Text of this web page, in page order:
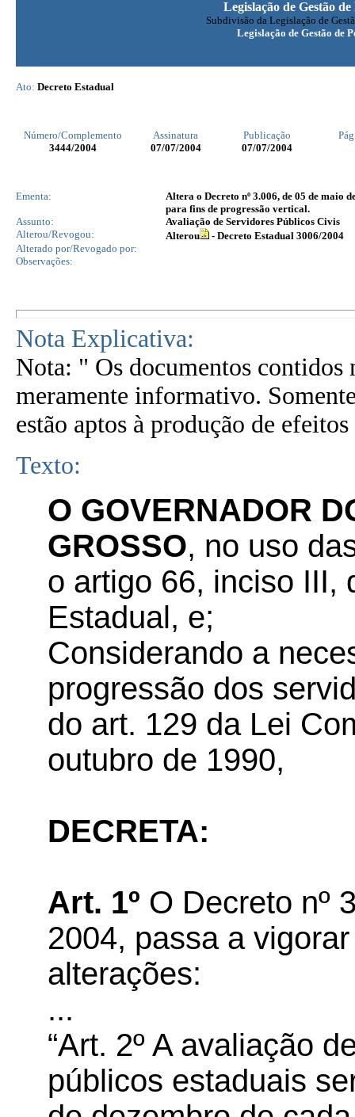
Legislação de Gestão de
Subdivisão da Legislação de
Legislação de Gestão de
Ato: Decreto Estadual
Número/Complemento Assinatura Publicação
3444/2004 07/07/2004 07/07/2004
Ementa:
Altera o Decreto nº 3.006, de 05 de maio
para fins de progressão vertical.
Assunto:
Avaliação de Servidores Públicos Civis
Alterou/Revogou:
Alterou
- Decreto Estadual 3006/2004
Alterado por/Revogado por:
Observações:
Nota Explicativa:
Nota: " Os documentos contidos
meramente informativo.
estão aptos à produção de
Texto:
O GOVERNADOR
GROSSO, no uso
o artigo 66, inciso III,
Estadual, e;
Considerando a
progressão dos
do art. 129 da Lei
outubro de 1990,
DECRETA:
Art. 1º O Decreto nº
2004, passa a
alterações:
...
“Art. 2º A avaliação
públicos estaduais